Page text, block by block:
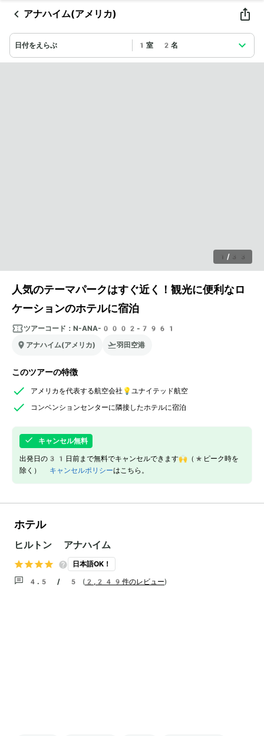
アナハイム(アメリカ)
日付をえらぶ 1室 2名
1 / 33
人気のテーマパークはすぐ近く！観光に便利なロ
ケーションのホテルに宿泊
ツアーコード： N-ANA-0002-7961
アナハイム(アメリカ)
羽田空港
このツアーの特徴
アメリカを代表する航空会社💡ユナイテッド航空
コンベンションセンターに隣接したホテルに宿泊
キャンセル無料
出発日の31日前まで無料でキャンセルできます🙌（*ピーク時を
除く） キャンセルポリシーはこちら。
ホテル
ヒルトン アナハイム
日本語OK！
4.5 / 5 ( 2,249件のレビュー)